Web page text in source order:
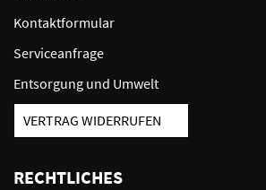
Kontaktformular
Serviceanfrage
Entsorgung und Umwelt
VERTRAG WIDERRUFEN
RECHTLICHES